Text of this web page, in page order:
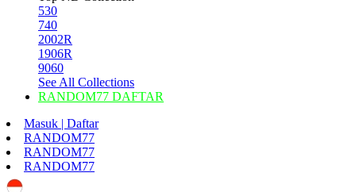
530
740
2002R
1906R
9060
See All Collections
RANDOM77 DAFTAR
Masuk | Daftar
RANDOM77
RANDOM77
RANDOM77